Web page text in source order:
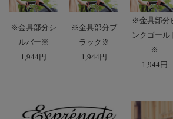
※金具部分シ
ルバー※
1,944円
※金具部分ブ
ラック※
1,944円
※金具部分
ンクゴール
※
1,944円